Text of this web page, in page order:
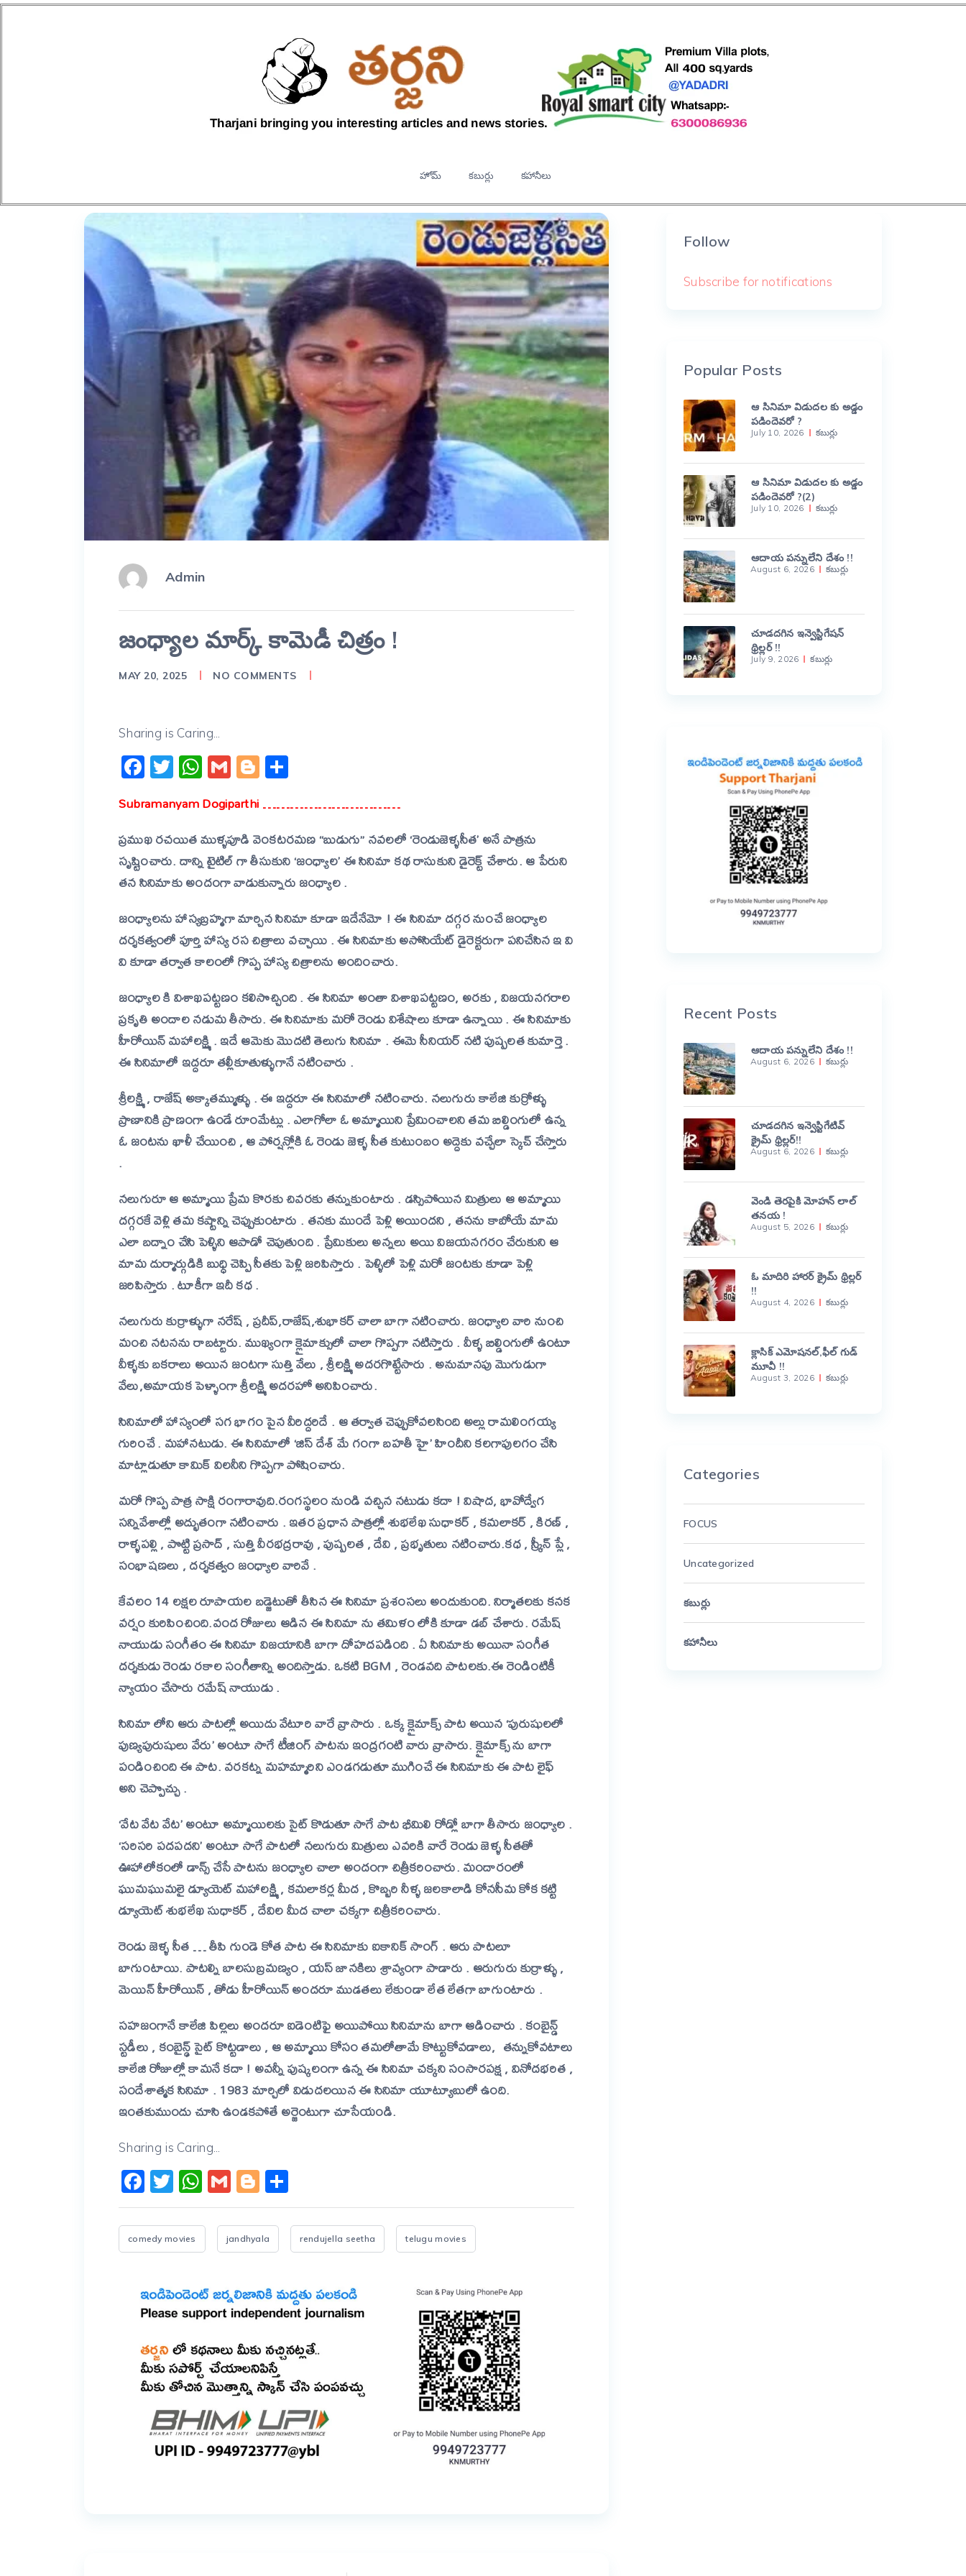
హోమ్ కబుర్లు కహానీలు
Admin
జంధ్యాల మార్క్ కామెడీ చిత్రం !
MAY 20, 2025 NO COMMENTS
Sharing is Caring...
Facebook
Twitter
WhatsApp
GmailBlogger
Subramanyam Dogiparthi …………………………
ప్రముఖ రచయిత ముళ్ళపూడి వెంకటరమణ “బుడుగు” నవలలో ‘రెండుజెళ్ళసీత’ అనే పాత్రను
సృష్టించారు. దాన్ని టైటిల్ గా తీసుకుని ‘జంధ్యాల’ ఈ సినిమా కథ రాసుకుని డైరెక్ట్ చేశారు. ఆ పేరుని
తన సినిమాకు అందంగా వాడుకున్నారు జంధ్యాల .
జంధ్యాలను హాస్యబ్రహ్మగా మార్చిన సినిమా కూడా ఇదేనేమో ! ఈ సినిమా దగ్గర నుంచే జంధ్యాల
దర్శకత్వంలో పూర్తి హాస్య రస చిత్రాలు వచ్చాయి . ఈ సినిమాకు అసోసియేట్ డైరెక్టరుగా పనిచేసిన ఇ వి
వి కూడా తర్వాత కాలంలో గొప్ప హాస్య చిత్రాలను అందించారు.
జంధ్యాల కి విశాఖపట్టణం కలిసొచ్చింది . ఈ సినిమా అంతా విశాఖపట్టణం, అరకు , విజయనగరాల
ప్రకృతి అందాల నడుమ తీసారు. ఈ సినిమాకు మరో రెండు విశేషాలు కూడా ఉన్నాయి . ఈ సినిమాకు
హీరోయిన్ మహాలక్ష్మి . ఇదే ఆమెకు మొదటి తెలుగు సినిమా . ఈమె సీనియర్ నటి పుష్పలత కుమార్తె .
ఈ సినిమాలో ఇద్దరూ తల్లీకూతుళ్ళుగానే నటించారు .
శ్రీలక్ష్మి , రాజేష్ అక్కాతమ్ముళ్ళు . ఈ ఇద్దరూ ఈ సినిమాలో నటించారు. నలుగురు కాలేజి కుర్రోళ్ళు
ప్రాణానికి ప్రాణంగా ఉండే రూంమేట్లు . ఎలాగోలా ఓ అమ్మాయిని ప్రేమించాలని తమ బిల్డింగులో ఉన్న
ఓ జంటను ఖాళీ చేయించి , ఆ పోర్షన్లోకి ఓ రెండు జెళ్ళ సీత కుటుంబం అద్దెకు వచ్చేలా స్కెచ్ చేస్తారు
.
నలుగురూ ఆ అమ్మాయి ప్రేమ కొరకు చివరకు తన్నుకుంటారు . డస్సిపోయిన మిత్రులు ఆ అమ్మాయి
దగ్గరకే వెళ్లి తమ కష్టాన్ని చెప్పుకుంటారు . తనకు ముందే పెళ్లి అయిందని , తనను కాబోయే మామ
ఎలా బద్నాం చేసి పెళ్ళిని ఆపాడో చెపుతుంది . ప్రేమికులు అన్నలు అయి విజయనగరం చేరుకుని ఆ
మామ దుర్మార్గుడికి బుధ్ధి చెప్పి సీతకు పెళ్లి జరిపిస్తారు . పెళ్ళిలో పెళ్లి మరో జంటకు కూడా పెళ్లి
జరిపిస్తారు . టూకీగా ఇదీ కధ .
నలుగురు కుర్రాళ్ళుగా నరేష్ , ప్రదీప్,రాజేష్,శుభాకర్ చాలా బాగా నటించారు. జంధ్యాల వారి నుంచి
మంచి నటనను రాబట్టారు. ముఖ్యంగా క్లైమాక్సులో చాలా గొప్పగా నటిస్తారు . వీళ్ళ బిల్డింగులో ఉంటూ
వీళ్ళకు బకరాలు అయిన జంటగా సుత్తి వేలు , శ్రీలక్ష్మి అదరగొట్టేసారు . అనుమానపు మొగుడుగా
వేలు,అమాయక పెళ్ళాంగా శ్రీలక్ష్మి అదరహో అనిపించారు.
సినిమాలో హాస్యంలో సగ భాగం పైన వీరిద్దరిదే . ఆ తర్వాత చెప్పుకోవలసింది అల్లు రామలింగయ్య
గురించే . మహానటుడు. ఈ సినిమాలో ‘జిస్ దేశ్ మే గంగా బహతీ హై’ హిందీని కలగాపులగం చేసి
మాట్లాడుతూ కామిక్ విలనీని గొప్పగా పోషించారు.
మరో గొప్ప పాత్ర సాక్షి రంగారావుది.రంగస్థలం నుండి వచ్చిన నటుడు కదా ! విషాద, భావోద్వేగ
సన్నివేశాల్లో అద్భుతంగా నటించారు . ఇతర ప్రధాన పాత్రల్లో శుభలేఖ సుధాకర్ , కమలాకర్ , కిరణ్ ,
రాళ్ళపల్లి , పొట్టి ప్రసాద్ , సుత్తి వీరభద్రరావు , పుష్పలత , దేవి , ప్రభృతులు నటించారు.కధ , స్క్రీన్ ప్లే ,
సంభాషణలు , దర్శకత్వం జంధ్యాల వారివే .
కేవలం 14 లక్షల రూపాయల బడ్జెటుతో తీసిన ఈ సినిమా ప్రశంసలు అందుకుంది. నిర్మాతలకు కనక
వర్షం కురిపించింది.వంద రోజులు ఆడిన ఈ సినిమా ను తమిళం లోకి కూడా డబ్ చేశారు. రమేష్
నాయుడు సంగీతం ఈ సినిమా విజయానికి బాగా దోహదపడింది . ఏ సినిమాకు అయినా సంగీత
దర్శకుడు రెండు రకాల సంగీతాన్ని అందిస్తాడు. ఒకటి BGM , రెండవది పాటలకు.ఈ రెండింటికీ
న్యాయం చేసారు రమేష్ నాయుడు .
సినిమా లోని ఆరు పాటల్లో అయిదు వేటూరి వారే వ్రాసారు . ఒక్క క్లైమాక్స్ పాట అయిన ‘పురుషులలో
పుణ్యపురుషులు వేరు’ అంటూ సాగే టీజింగ్ పాటను ఇంద్రగంటి వారు వ్రాసారు. క్లైమాక్స్ ను బాగా
పండించింది ఈ పాట. వరకట్న మహమ్మారిని ఎండగడుతూ ముగించే ఈ సినిమాకు ఈ పాట లైఫ్
అని చెప్పొచ్చు .
‘వేట వేట వేట’ అంటూ అమ్మాయిలకు సైట్ కొడుతూ సాగే పాట భీమిలి రోడ్లో బాగా తీసారు జంధ్యాల .
‘సరిసరి పదపదని’ అంటూ సాగే పాటలో నలుగురు మిత్రులు ఎవరికి వారే రెండు జెళ్ళ సీతతో
ఊహాలోకంలో డాన్స్ చేసే పాటను జంధ్యాల చాలా అందంగా చిత్రీకరించారు. మందారంలో
ఘుమఘుమలై డ్యూయెట్ మహాలక్ష్మి , కమలాకర్ల మీద , కొబ్బరి నీళ్ళ జలకాలాడి కోనసీమ కోక కట్టి
డ్యూయెట్ శుభలేఖ సుధాకర్ , దేవిల మీద చాలా చక్కగా చిత్రీకరించారు.
రెండు జెళ్ళ సీత … తీపి గుండె కోత పాట ఈ సినిమాకు ఐకానిక్ సాంగ్ . ఆరు పాటలూ
బాగుంటాయి. పాటల్ని బాలసుబ్రమణ్యం , యస్ జానకిలు శ్రావ్యంగా పాడారు . ఆరుగురు కుర్రాళ్ళు ,
మెయిన్ హీరోయిన్ , తోడు హీరోయిన్ అందరూ ముడతలు లేకుండా లేత లేతగా బాగుంటారు .
సహజంగానే కాలేజి పిల్లలు అందరూ ఐడెంటిఫై అయిపోయి సినిమాను బాగా ఆడించారు . కంబైన్డ్
స్టడీలు , కంబైన్ఢ్ సైట్ కొట్టడాలు , ఆ అమ్మాయి కోసం తమలోతామే కొట్టుకోవడాలు, తన్నుకోవటాలు
కాలేజి రోజుల్లో కామనే కదా ! అవన్నీ పుష్కలంగా ఉన్న ఈ సినిమా చక్కని సంసారపక్ష , వినోదభరిత ,
సందేశాత్మక సినిమా . 1983 మార్చిలో విడుదలయిన ఈ సినిమా యూట్యూబులో ఉంది.
ఇంతకుముందు చూసి ఉండకపోతే అర్జెంటుగా చూసేయండి.
Sharing is Caring...
Facebook
Twitter
WhatsApp
GmailBlogger
comedy movies jandhyala rendujella seetha telugu movies
Follow
Subscribe for notifications
Popular Posts
ఆ సినిమా విడుదల కు అడ్డం
పడిందెవరో ?
July 10, 2026 కబుర్లు
ఆ సినిమా విడుదల కు అడ్డం
పడిందెవరో ?(2)
July 10, 2026 కబుర్లు
ఆదాయ పన్నులేని దేశం !!
August 6, 2026 కబుర్లు
చూడదగిన ఇన్వెస్టిగేషన్
థ్రిల్లర్ !!
July 9, 2026 కబుర్లు
Recent Posts
ఆదాయ పన్నులేని దేశం !!
August 6, 2026 కబుర్లు
చూడదగిన ఇన్వెస్టిగేటివ్
క్రైమ్ థ్రిల్లర్!!
August 6, 2026 కబుర్లు
వెండి తెరపైకి మోహన్ లాల్
తనయ !
August 5, 2026 కబుర్లు
ఓ మాదిరి హారర్ క్రైమ్ థ్రిల్లర్
!!
August 4, 2026 కబుర్లు
క్లాసిక్ ఎమోషనల్,ఫీల్ గుడ్
మూవీ !!
August 3, 2026 కబుర్లు
Categories
FOCUS
Uncategorized
కబుర్లు
కహానీలు